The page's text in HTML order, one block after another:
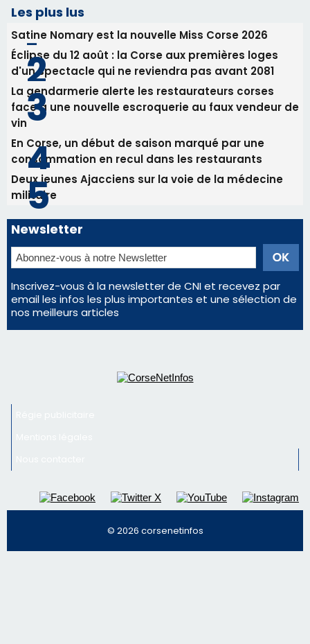
En Corse, un début de saison marqué par une
consommation en recul dans les restaurants
Deux jeunes Ajacciens sur la voie de la médecine
militaire
Newsletter
Inscrivez-vous à la newsletter de CNI et recevez par
email les infos les plus importantes et une sélection de
nos meilleurs articles
Régie publicitaire
Mentions légales
Nous contacter